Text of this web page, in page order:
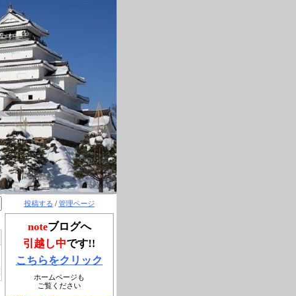
投稿する /管理ページ
noteブログへ
引越し中です!!
こちらをクリック
ホームページも
ご覧ください